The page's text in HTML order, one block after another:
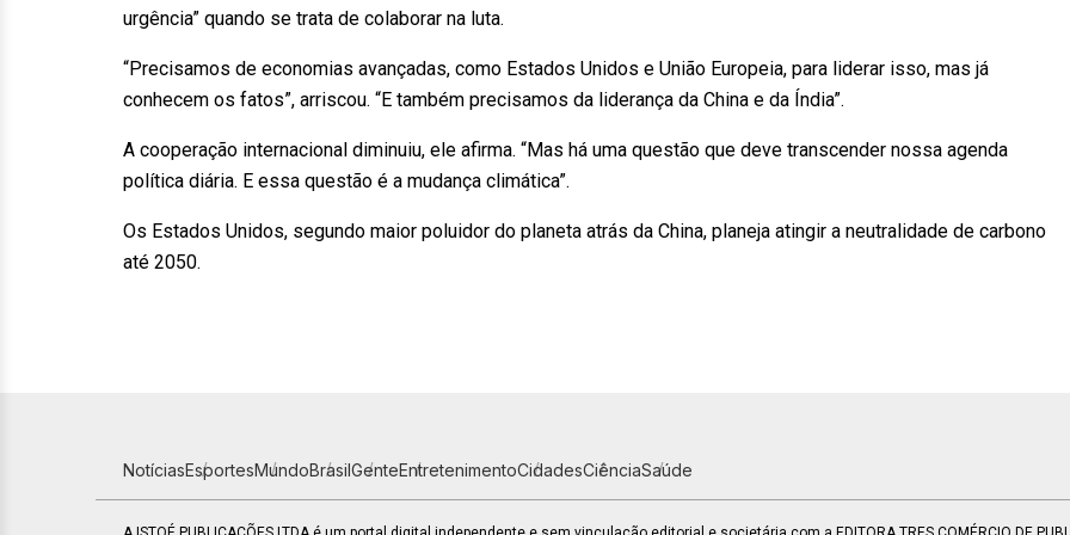
urgência” quando se trata de colaborar na luta.
“Precisamos de economias avançadas, como Estados Unidos e União Europeia, para liderar isso, mas já
conhecem os fatos”, arriscou. “E também precisamos da liderança da China e da Índia”.
A cooperação internacional diminuiu, ele afirma. “Mas há uma questão que deve transcender nossa agenda
política diária. E essa questão é a mudança climática”.
Os Estados Unidos, segundo maior poluidor do planeta atrás da China, planeja atingir a neutralidade de carbono
até 2050.
NotíciasEsportesMundoBrasilGenteEntretenimentoCidadesCiênciaSaúde